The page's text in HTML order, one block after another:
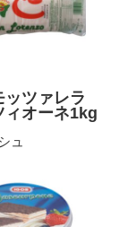
ッツァレラ
ィオーネ1kg
ュ